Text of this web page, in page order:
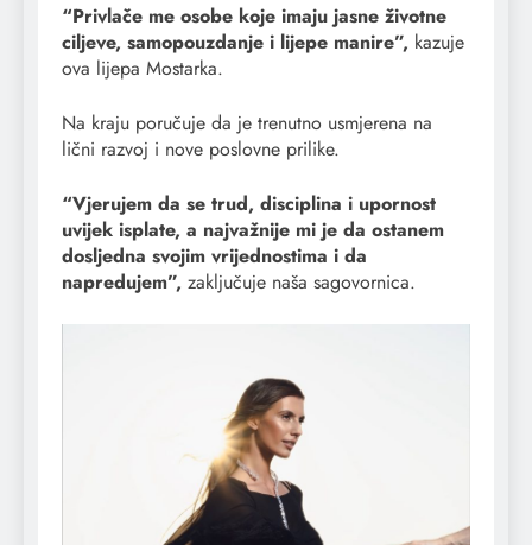
“Privlače me osobe koje imaju jasne životne
ciljeve, samopouzdanje i lijepe manire”, kazuje
ova lijepa Mostarka.
Na kraju poručuje da je trenutno usmjerena na
lični razvoj i nove poslovne prilike.
“Vjerujem da se trud, disciplina i upornost
uvijek isplate, a najvažnije mi je da ostanem
dosljedna svojim vrijednostima i da
napredujem”, zaključuje naša sagovornica.